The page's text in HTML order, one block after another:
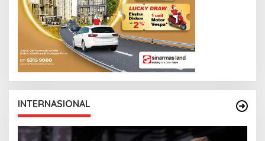
INTERNASIONAL